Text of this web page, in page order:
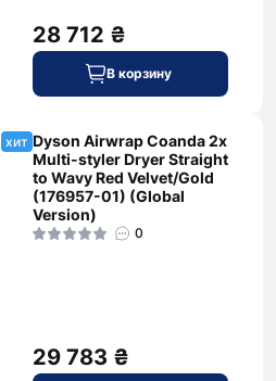
28 712 ₴
В корзину
хит Dyson Airwrap Coanda 2x
Multi-styler Dryer Straight
to Wavy Red Velvet/Gold
(176957-01) (Global
Version)
0
29 783 ₴